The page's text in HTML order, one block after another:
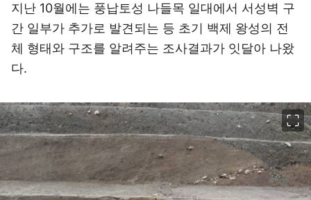
지난 10월에는 풍납토성 나들목 일대에서 서성벽 구
간 일부가 추가로 발견되는 등 초기 백제 왕성의 전
체 형태와 구조를 알려주는 조사결과가 잇달아 나왔
다.